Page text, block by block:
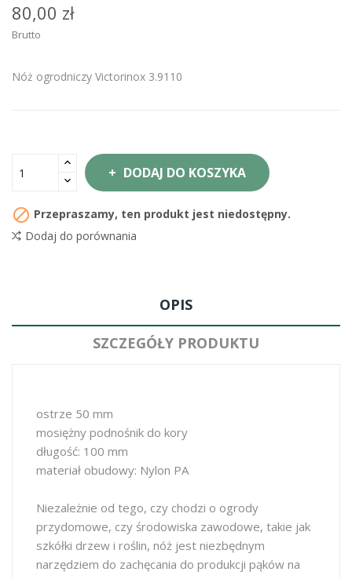
80,00 zł
Brutto
Nóż ogrodniczy Victorinox 3.9110
DODAJ DO KOSZYKA
 Przepraszamy, ten produkt jest niedostępny.
Dodaj do porównania
OPIS
SZCZEGÓŁY PRODUKTU
ostrze 50 mm
mosiężny podnośnik do kory
długość: 100 mm
materiał obudowy: Nylon PA
Niezależnie od tego, czy chodzi o ogrody
przydomowe, czy środowiska zawodowe, takie jak
szkółki drzew i roślin, nóż jest niezbędnym
narzędziem do zachęcania do produkcji pąków na